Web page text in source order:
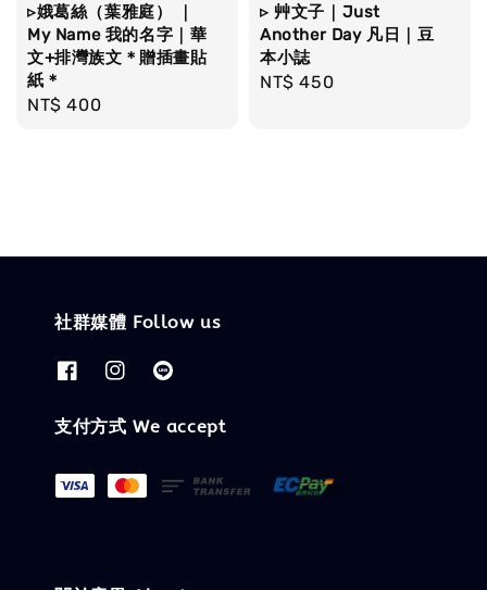
▹娥葛絲（葉雅庭） ｜
My Name 我的名字｜華
文+排灣族文＊贈插畫貼
紙＊
Regular
NT$ 400
▹ 艸文子｜Just
Another Day 凡日｜豆
本小誌
Regular
NT$ 450
社群媒體 Follow us
支付方式 We accept